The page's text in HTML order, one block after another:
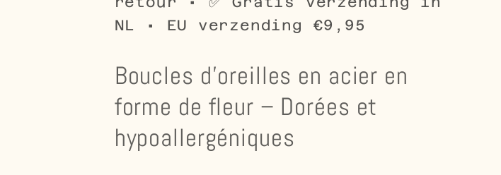
NL • EU verzending €9,95
Boucles d'oreilles en acier en
forme de fleur – Dorées et
hypoallergéniques